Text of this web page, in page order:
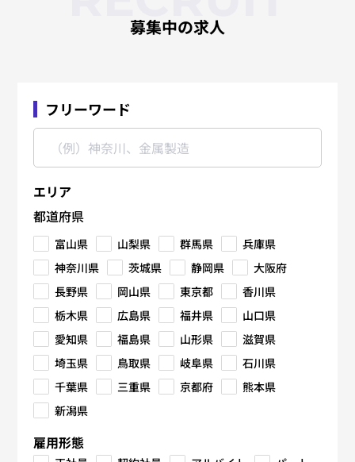
募集中の求人
フリーワード
エリア
都道府県
富山県 山梨県 群馬県
兵庫県
神奈川県
茨城県 静岡県
大阪府
長野県
岡山県 東京都
香川県
栃木県
広島県 福井県
山口県
愛知県
福島県 山形県
滋賀県
埼玉県
鳥取県 岐阜県
石川県
千葉県
三重県 京都府
熊本県
新潟県
雇用形態